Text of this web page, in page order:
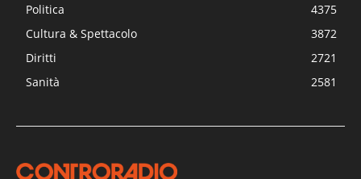
Politica
4375
Cultura & Spettacolo
3872
Diritti
2721
Sanità
2581